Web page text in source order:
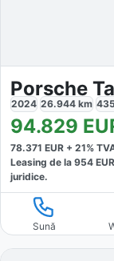
Porsche
2024 26.944 km 435
94.829
78.371 EUR + 21%
Leasing de la 954
juridice.
Sună